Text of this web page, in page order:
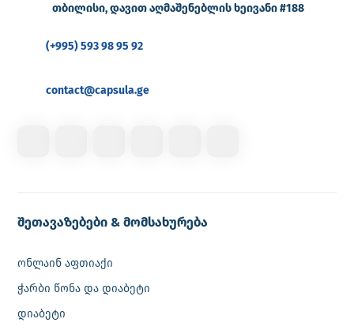
თბილისი, დავით აღმაშენებლის ხეივანი #188
(+995) 593 98 95 92
contact@capsula.ge
შეთავაზებები & მომსახურება
ონლაინ აფთიაქი
ჭარბი წონა და დიაბეტი
დიაბეტი